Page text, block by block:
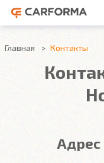
Главная Контакты
Адрес